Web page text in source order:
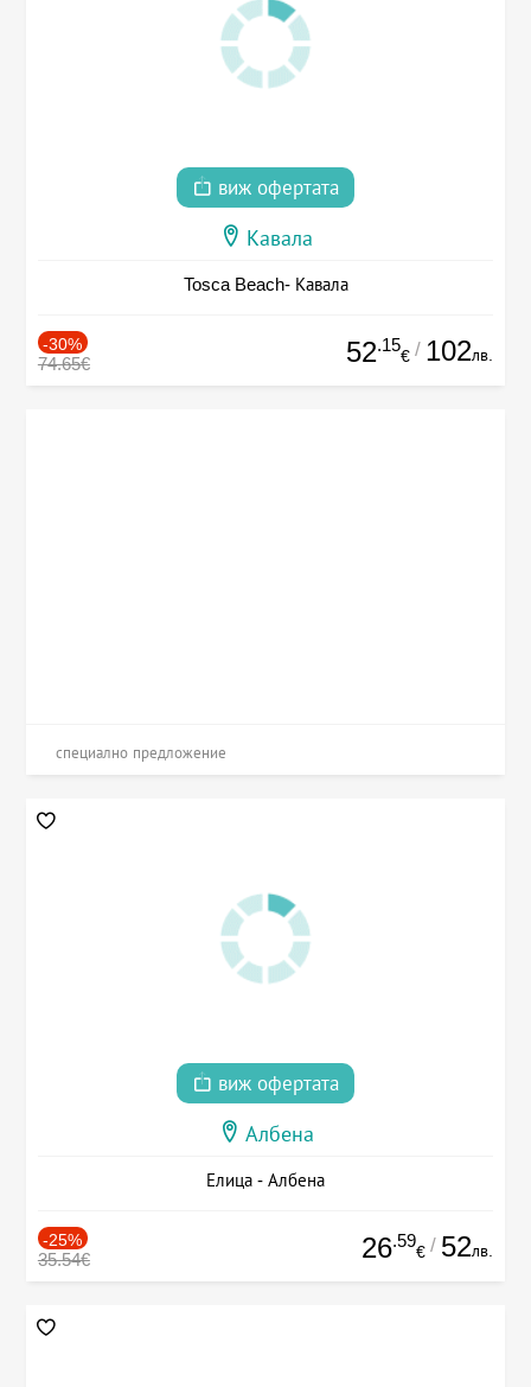
виж офертата
Кавала
Tosca Beach- Кавала
-30%
74.65€ 52.15
€ / 102лв.
специално предложение
виж офертата
Албена
Елица - Албена
-25%
35.54€ 26.59
€ / 52лв.